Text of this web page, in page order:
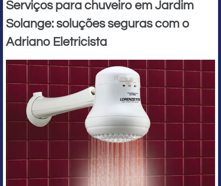
Serviços para chuveiro em Jardim
Solange: soluções seguras com o
Adriano Eletricista